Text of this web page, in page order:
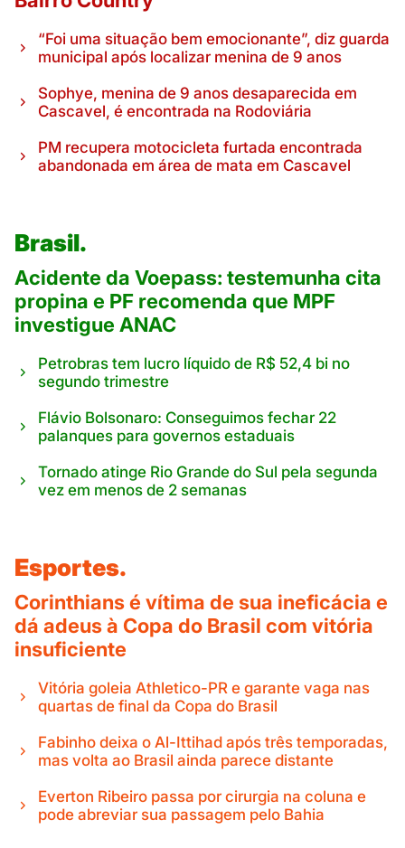
“Foi uma situação bem emocionante”, diz guarda
municipal após localizar menina de 9 anos
Sophye, menina de 9 anos desaparecida em
Cascavel, é encontrada na Rodoviária
PM recupera motocicleta furtada encontrada
abandonada em área de mata em Cascavel
Brasil.
Acidente da Voepass: testemunha cita
propina e PF recomenda que MPF
investigue ANAC
Petrobras tem lucro líquido de R$ 52,4 bi no
segundo trimestre
Flávio Bolsonaro: Conseguimos fechar 22
palanques para governos estaduais
Tornado atinge Rio Grande do Sul pela segunda
vez em menos de 2 semanas
Esportes.
Corinthians é vítima de sua ineficácia e
dá adeus à Copa do Brasil com vitória
insuficiente
Vitória goleia Athletico-PR e garante vaga nas
quartas de final da Copa do Brasil
Fabinho deixa o Al-Ittihad após três temporadas,
mas volta ao Brasil ainda parece distante
Everton Ribeiro passa por cirurgia na coluna e
pode abreviar sua passagem pelo Bahia